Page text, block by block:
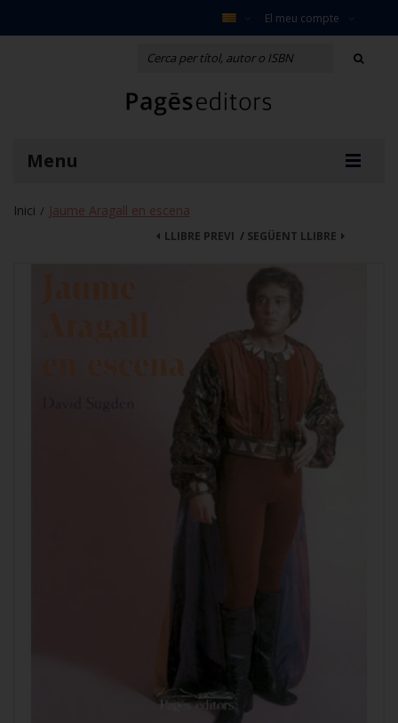
El meu compte
Menu
Inici / Jaume Aragall en escena
SEGÜENT LLIBRE
LLIBRE PREVI /